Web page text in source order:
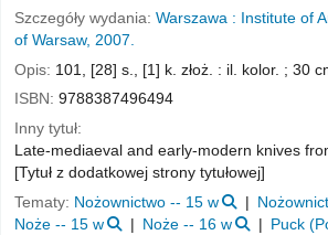
Szczegóły wydania: Warszawa :
Institute of
of Warsaw, 2007.
Opis: 101, [28] s., [1] k. złoż. : il. kolor. ; 30
ISBN: 9788387496494
Inny tytuł:
Late-mediaeval and early-modern knives
[Tytuł z dodatkowej strony tytułowej]
Tematy: Nożownictwo -- 15 w
Noże -- 15 w
Noże -- 16 w Puck